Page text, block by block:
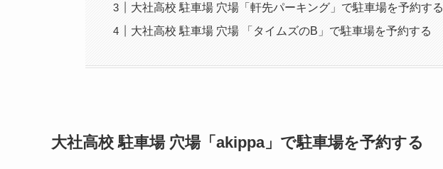
大社高校 駐車場 穴場「軒先パーキング」で駐車場を予約する
大社高校 駐車場 穴場 「タイムズのB」で駐車場を予約する
大社高校 駐車場 穴場「akippa」で駐車場を予約する